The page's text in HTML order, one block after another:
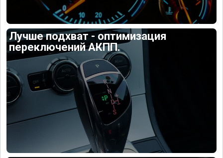
Лучше подхват - оптимизация
переключений АКПП.